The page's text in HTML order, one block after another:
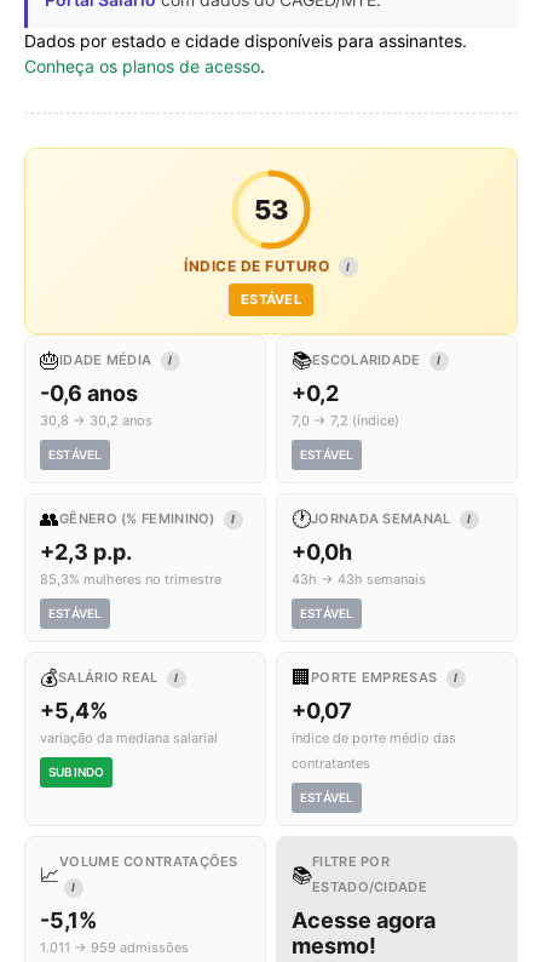
Dados por estado e cidade disponíveis para assinantes.
Conheça os planos de acesso.
53
ÍNDICE DE FUTURO I
ESTÁVEL
🎂IDADE MÉDIA I
-0,6 anos
30,8 → 30,2 anos
ESTÁVEL
📚ESCOLARIDADE I
+0,2
7,0 → 7,2 (índice)
ESTÁVEL
👥GÊNERO (% FEMININO) I
+2,3 p.p.
85,3% mulheres no trimestre
ESTÁVEL
🕐JORNADA SEMANAL I
+0,0h
43h → 43h semanais
ESTÁVEL
💰SALÁRIO REAL I
+5,4%
variação da mediana salarial
SUBINDO
🏢 PORTE EMPRESAS I
+0,07
índice de porte médio das
contratantes
ESTÁVEL
📈
VOLUME CONTRATAÇÕES
I
-5,1%
1.011 → 959 admissões
📚
FILTRE POR
ESTADO/CIDADE
Acesse agora
mesmo!